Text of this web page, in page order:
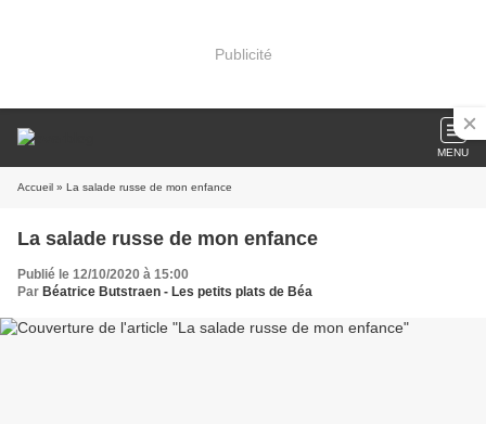
Publicité
MENU
Accueil » La salade russe de mon enfance
La salade russe de mon enfance
Publié le 12/10/2020 à 15:00
Par Béatrice Butstraen - Les petits plats de Béa